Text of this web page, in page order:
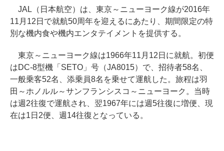
JAL（日本航空）は、東京～ニューヨーク線が2016年
11月12日で就航50周年を迎えるにあたり、期間限定の特
別な機内食や機内エンタテイメントを提供する。
東京～ニューヨーク線は1966年11月12日に就航。初便
はDC-8型機「SETO」号（JA8015）で、招待者58名、
一般乗客52名、添乗員8名を乗せて運航した。旅程は羽
田～ホノルル～サンフランシスコ～ニューヨーク。当時
は週2往復で運航され、翌1967年には週5往復に増便、現
在は1日2便、週14往復となっている。